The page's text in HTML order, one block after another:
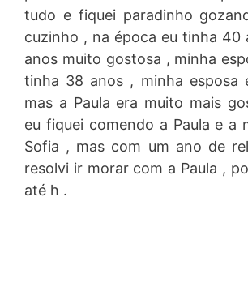
tudo e fiquei paradinho
cuzinho , na época eu tinha 40
anos muito gostosa , minha
tinha 38 anos , minha esposa
mas a Paula era muito mais
eu fiquei comendo a Paula e a
Sofia , mas com um ano de
resolvi ir morar com a Paula ,
até h .